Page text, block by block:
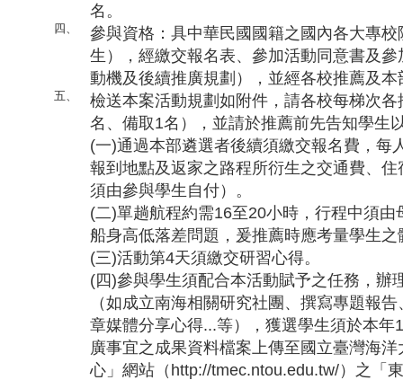
名。
四、
參與資格：具中華民國國籍之國內各大專
生），經繳交報名表、參加活動同意書及
動機及後續推廣規劃），並經各校推薦及
五、
檢送本案活動規劃如附件，請各校每梯次
名、備取1名），並請於推薦前先告知學生
(一)通過本部遴選者後續須繳交報名費，每
報到地點及返家之路程所衍生之交通費、
須由參與學生自付）。
(二)單趟航程約需16至20小時，行程中須
船身高低落差問題，爰推薦時應考量學生之
(三)活動第4天須繳交研習心得。
(四)參與學生須配合本活動賦予之任務，辦
（如成立南海相關研究社團、撰寫專題報
章媒體分享心得...等），獲選學生須於本年
廣事宜之成果資料檔案上傳至國立臺灣海
心」網站（http://tmec.ntou.edu.tw/）之「